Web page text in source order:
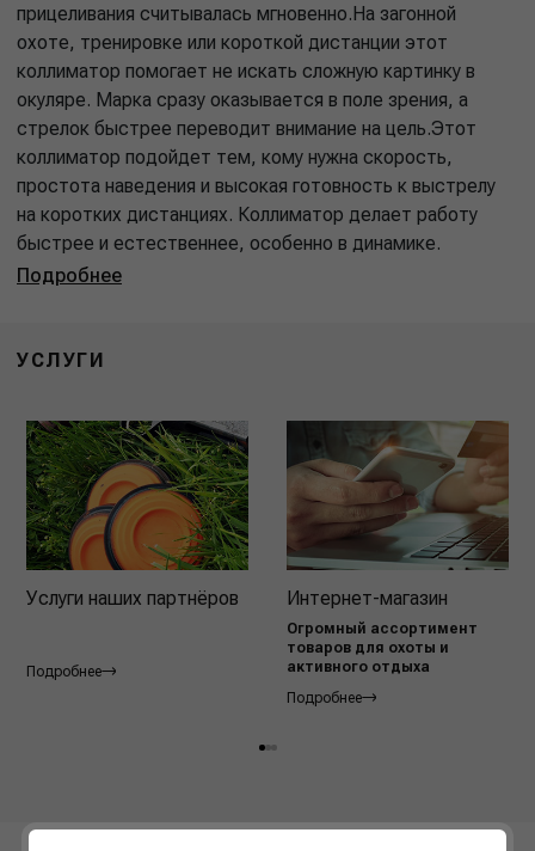
прицеливания считывалась мгновенно.На загонной
охоте, тренировке или короткой дистанции этот
коллиматор помогает не искать сложную картинку в
окуляре. Марка сразу оказывается в поле зрения, а
стрелок быстрее переводит внимание на цель.Этот
коллиматор подойдет тем, кому нужна скорость,
простота наведения и высокая готовность к выстрелу
на коротких дистанциях. Коллиматор делает работу
быстрее и естественнее, особенно в динамике.
Подробнее
УСЛУГИ
Услуги наших партнёров
Подробнее
Интернет-магазин
Огромный ассортимент
товаров для охоты и
активного отдыха
Подробнее